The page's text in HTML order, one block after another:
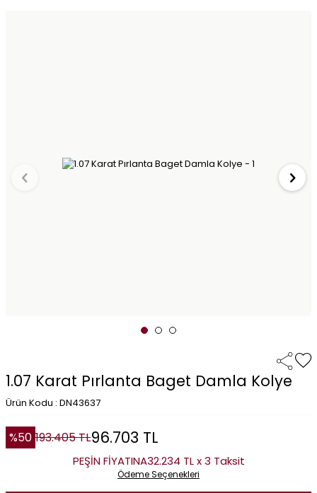
1.07 Karat Pırlanta Baget Damla Kolye
Ürün Kodu : DN43637
%50 193.405TL96.703 TL
PEŞİN FİYATINA32.234 TL x 3 Taksit
Ödeme Seçenekleri